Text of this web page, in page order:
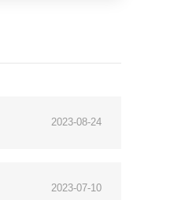
2023-08-24
2023-07-10